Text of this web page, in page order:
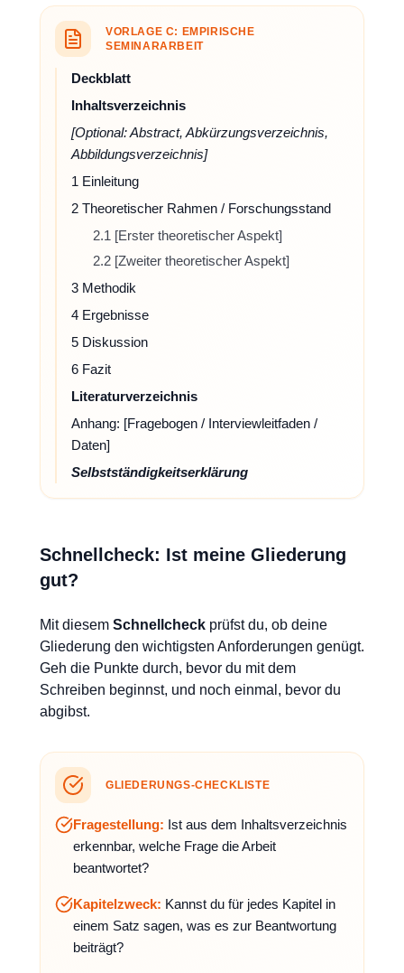
VORLAGE C: EMPIRISCHE
SEMINARARBEIT
Deckblatt
Inhaltsverzeichnis
[Optional: Abstract, Abkürzungsverzeichnis,
Abbildungsverzeichnis]
1 Einleitung
2 Theoretischer Rahmen / Forschungsstand
2.1 [Erster theoretischer Aspekt]
2.2 [Zweiter theoretischer Aspekt]
3 Methodik
4 Ergebnisse
5 Diskussion
6 Fazit
Literaturverzeichnis
Anhang: [Fragebogen / Interviewleitfaden /
Daten]
Selbstständigkeitserklärung
Schnellcheck: Ist meine Gliederung
gut?
Mit diesem Schnellcheck prüfst du, ob deine
Gliederung den wichtigsten Anforderungen genügt.
Geh die Punkte durch, bevor du mit dem
Schreiben beginnst, und noch einmal, bevor du
abgibst.
GLIEDERUNGS-CHECKLISTE
Fragestellung: Ist aus dem Inhaltsverzeichnis
erkennbar, welche Frage die Arbeit
beantwortet?
Kapitelzweck: Kannst du für jedes Kapitel in
einem Satz sagen, was es zur Beantwortung
beiträgt?